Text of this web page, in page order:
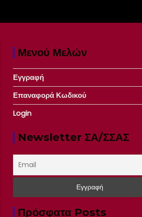
Μενού Μελών
Εγγραφή
Επαναφορά Κωδικού
Login
Newsletter ΣΑ/ΣΣΑΣ
Πρόσφατα Posts